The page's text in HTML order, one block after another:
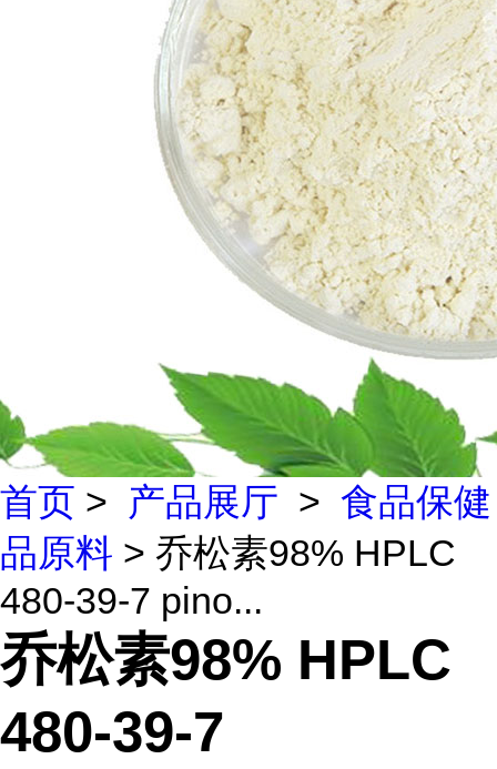
首页 > 产品展厅 > 食品保健
品原料 > 乔松素98% HPLC
480-39-7 pino...
乔松素98% HPLC
480-39-7